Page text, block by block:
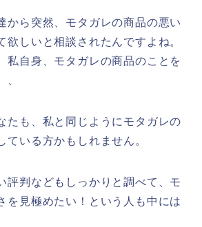
から突然、モタガレの商品の悪い
欲しいと相談されたんですよね。
私自身、モタガレの商品のことを
、
たも、私と同じようにモタガレの
ている方かもしれません。
評判などもしっかりと調べて、モ
を見極めたい！という人も中には